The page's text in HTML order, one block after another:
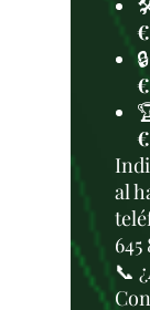
€
€
€
al
645
📞